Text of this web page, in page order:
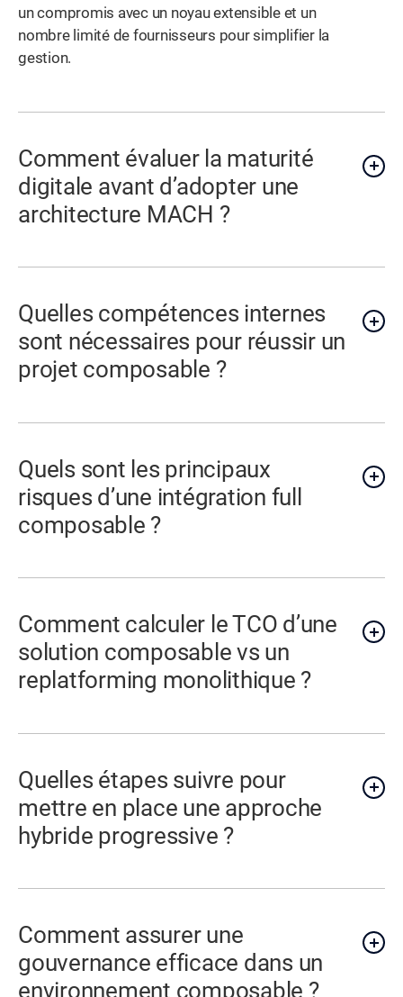
un compromis avec un noyau extensible et un
nombre limité de fournisseurs pour simplifier la
gestion.
Comment évaluer la maturité
digitale avant d’adopter une
architecture MACH ?
Quelles compétences internes
sont nécessaires pour réussir un
projet composable ?
Quels sont les principaux
risques d’une intégration full
composable ?
Comment calculer le TCO d’une
solution composable vs un
replatforming monolithique ?
Quelles étapes suivre pour
mettre en place une approche
hybride progressive ?
Comment assurer une
gouvernance efficace dans un
environnement composable ?